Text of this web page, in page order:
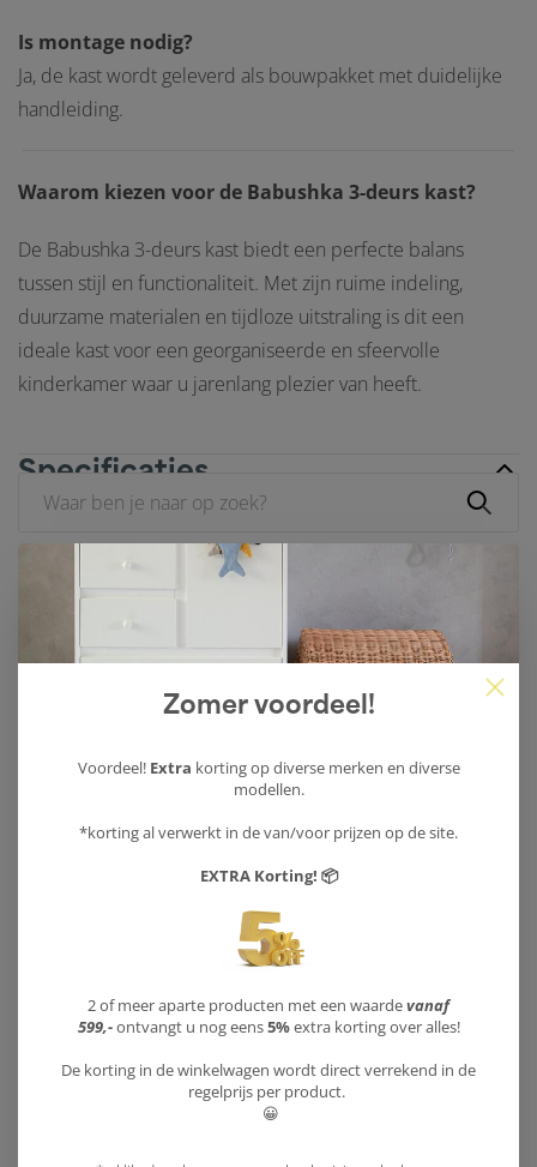
Is montage nodig?
Ja, de kast wordt geleverd als bouwpakket met duidelijke
handleiding.
Waarom kiezen voor de Babushka 3-deurs kast?
De Babushka 3-deurs kast biedt een perfecte balans
tussen stijl en functionaliteit. Met zijn ruime indeling,
duurzame materialen en tijdloze uitstraling is dit een
ideale kast voor een georganiseerde en sfeervolle
kinderkamer waar u jarenlang plezier van heeft.
Specificaties
Merk
Afmeting H 203 X B 154 X D 50
Olive / Ral 7032
Materiaal Beuken hout / MDF
Afwerking 100% ecologische lak
EN 716-1:2017 / EN 716-
2:2017 / EN71/3
2 jaar fabrieks garantie
Doelgroep 0 tot 80 jaar
Leverwijze product Bouwpakket
Zomer voordeel!
Voordeel! Extra korting op diverse merken en diverse
modellen.
*korting al verwerkt in de van/voor prijzen op de site.
EXTRA Korting! 📦
2 of meer aparte producten met een waardevanaf
599,-ontvangt u nog eens5%extra korting over alles!
De korting in de winkelwagen wordt direct verrekend in de
regelprijs per product.
😀